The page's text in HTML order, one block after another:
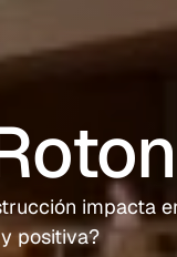
impacta
positiva?